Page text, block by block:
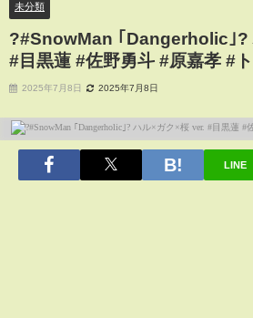
未分類
?#SnowMan ｢Dangerholic｣?
#目黒蓮 #佐野勇斗 #原嘉孝 #
2025年7月8日 2025年7月8日
LINE